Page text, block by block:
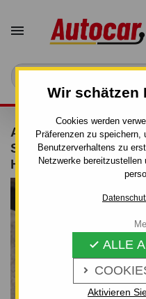
Wir schätzen
Cookies werden
Präferenzen zu
Benutzerverhaltens zu
Netzwerke

 ALLE
Aktivieren

STUFENHECK
HEBELSYSTEM